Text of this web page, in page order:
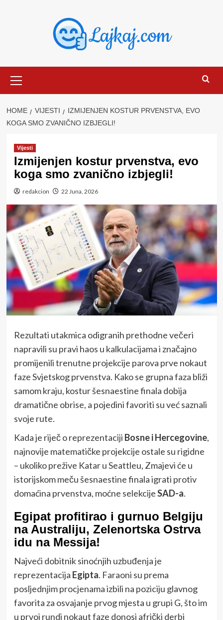
Menu
HOME VIJESTI
IZMIJENJEN KOSTUR PRVENSTVA, EVO
KOGA SMO ZVANIČNO IZBJEGLI!
Vijesti
Izmijenjen kostur prvenstva, evo
koga smo zvanično izbjegli!
redakcion 22 Juna, 2026
Rezultati utakmica odigranih prethodne večeri
napravili su pravi haos u kalkulacijama i značajno
promijenili trenutne projekcije parova prve nokaut
faze Svjetskog prvenstva. Kako se grupna faza bliži
samom kraju, kostur šesnaestine finala dobija
dramatične obrise, a pojedini favoriti su već saznali
svoje rute.
Kada je riječ o reprezentaciji Bosne i Hercegovine,
najnovije matematičke projekcije ostale su rigidne
– ukoliko prežive Katar u Seattleu, Zmajevi će u
istorijskom meču šesnaestine finala igrati protiv
domaćina prvenstva, moćne selekcijeSAD-a.
Egipat profitirao i gurnuo Belgiju
na Australiju, Zelenortska Ostrva
idu na Messija!
Najveći dobitnik sinoćnjih uzbuđenja je
reprezentacija Egipta. Faraoni su prema
posljednjim procjenama izbili na poziciju glavnog
favorita za osvajanje prvog mjesta u grupi G, što im
u prvoj rundi nokaut faze donosi afrički derbi